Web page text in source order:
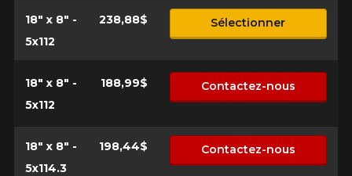
18" x 8" -
5x112
238,88$ Sélectionner
18" x 8" -
5x112
188,99$ Contactez-nous
18" x 8" -
5x114.3
198,44$ Contactez-nous